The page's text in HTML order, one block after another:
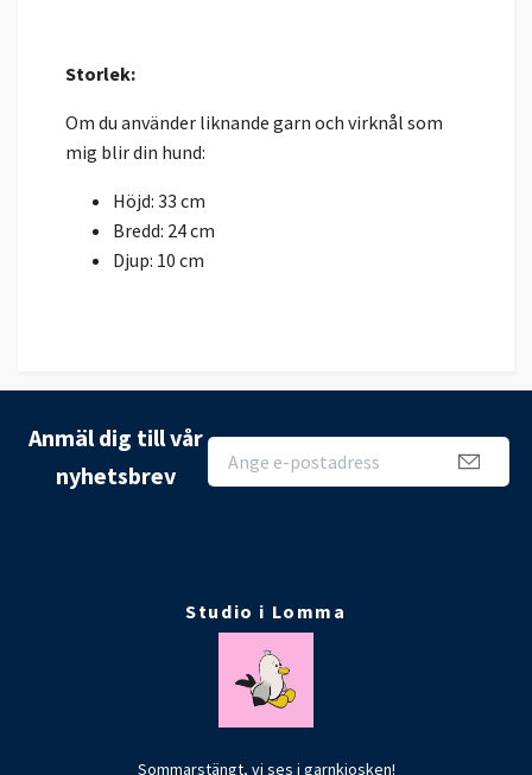
Storlek:
Om du använder liknande garn och virknål som
mig blir din hund:
Höjd: 33 cm
Bredd: 24 cm
Djup: 10 cm
Anmäl dig till vår
nyhetsbrev
Studio i Lomma
Sommarstängt, vi ses i garnkiosken!